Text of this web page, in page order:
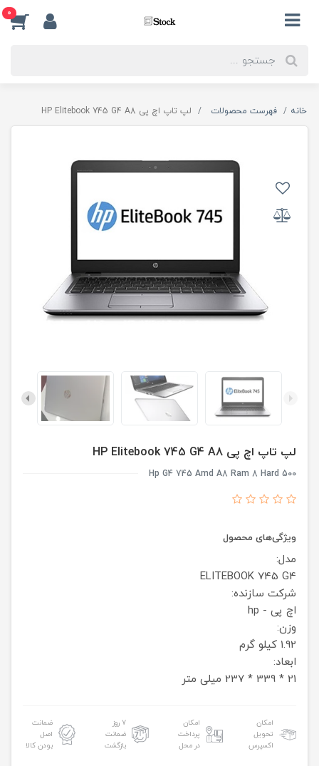
0
خانه فهرست محصولات لپ تاپ اچ پی HP Elitebook 745 G4 A8
لپ تاپ اچ پی HP Elitebook 745 G4 A8
Hp G4 745 Amd A8 Ram 8 Hard 500
ویژگی‌های محصول
مدل:
ELITEBOOK 745 G4
شرکت سازنده:
اچ پی - hp
وزن:
1.92 کیلو گرم
ابعاد:
21 * 339 * 237 میلی‌ متر
امکان
تحویل
اکسپرس
امکان
پرداخت
در محل
۷ روز
ضمانت
بازگشت
ضمانت
اصل
بودن کالا